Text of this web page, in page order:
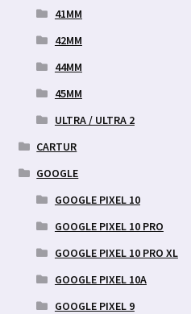
41MM
42MM
44MM
45MM
ULTRA / ULTRA 2
CARTUR
GOOGLE
GOOGLE PIXEL 10
GOOGLE PIXEL 10 PRO
GOOGLE PIXEL 10 PRO XL
GOOGLE PIXEL 10A
GOOGLE PIXEL 9